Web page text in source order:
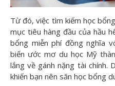
Từ đó, việc tìm kiếm học
mục tiêu hàng đầu của hầu
bổng miễn phí đồng nghĩa
biến ước mơ du học Mỹ
lắng về gánh nặng tài chính.
khiến bạn nên săn học bổng